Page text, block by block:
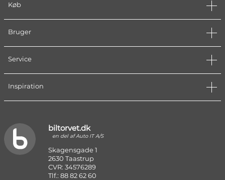
Køb
Bruger
Service
Inspiration
biltorvet.dk
en del af Auto IT A/S
Skagensgade 1
2630 Taastrup
CVR: 34576289
Tlf.: 88 82 62 60